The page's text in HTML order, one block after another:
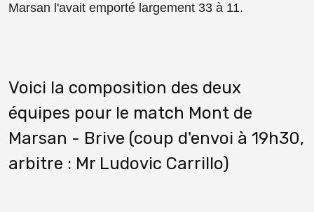
Marsan l'avait emporté largement 33 à 11.
Voici la composition des deux
équipes pour le match Mont de
Marsan - Brive (coup d'envoi à 19h30,
arbitre : Mr Ludovic Carrillo)